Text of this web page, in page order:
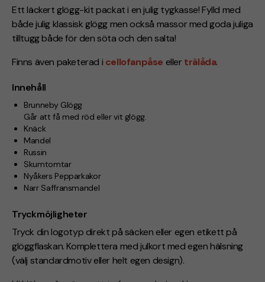
Ett läckert glögg-kit packat i en julig tygkasse! Fylld med
både julig klassisk glögg men också massor med goda juliga
tilltugg både för den söta och den salta!
Finns även paketerad i cellofanpåse eller trälåda.
Innehåll
Brunneby Glögg
Går att få med röd eller vit glögg.
Knäck
Mandel
Russin
Skumtomtar
Nyåkers Pepparkakor
Narr Saffransmandel
Tryckmöjligheter
Tryck din logotyp direkt på säcken eller egen etikett på
glöggflaskan.Komplettera med julkort med egen hälsning
(välj standardmotiv eller helt egen design).